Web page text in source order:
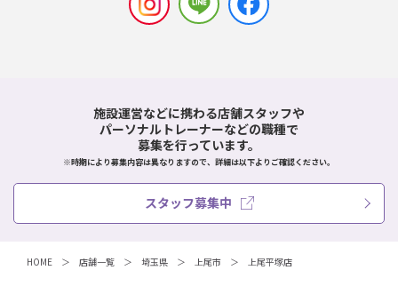
施設運営などに携わる店舗スタッフや
パーソナルトレーナーなどの職種で
募集を行っています。
※時期により募集内容は異なりますので、詳細は以下よりご確認ください。
スタッフ募集中
HOME 店舗一覧 埼玉県 上尾市 上尾平塚店